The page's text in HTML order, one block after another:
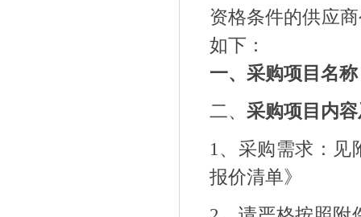
资格条件的供应
如下：
一、采购项目名
二、 采购项目内
1、 采购需求 ： 见
报价清单》